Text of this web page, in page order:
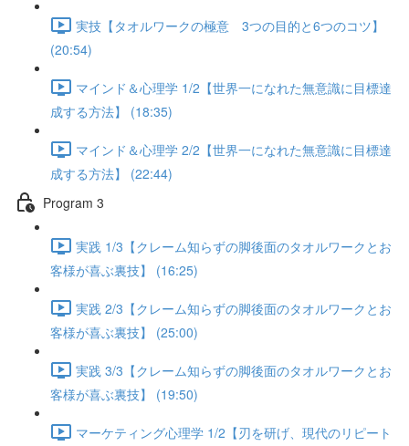
実技【タオルワークの極意 3つの目的と6つのコツ】
(20:54)
マインド＆心理学 1/2【世界一になれた無意識に目標達
成する方法】 (18:35)
マインド＆心理学 2/2【世界一になれた無意識に目標達
成する方法】 (22:44)
Program 3
実践 1/3【クレーム知らずの脚後面のタオルワークとお
客様が喜ぶ裏技】 (16:25)
実践 2/3【クレーム知らずの脚後面のタオルワークとお
客様が喜ぶ裏技】 (25:00)
実践 3/3【クレーム知らずの脚後面のタオルワークとお
客様が喜ぶ裏技】 (19:50)
マーケティング心理学 1/2【刃を研げ、現代のリピート